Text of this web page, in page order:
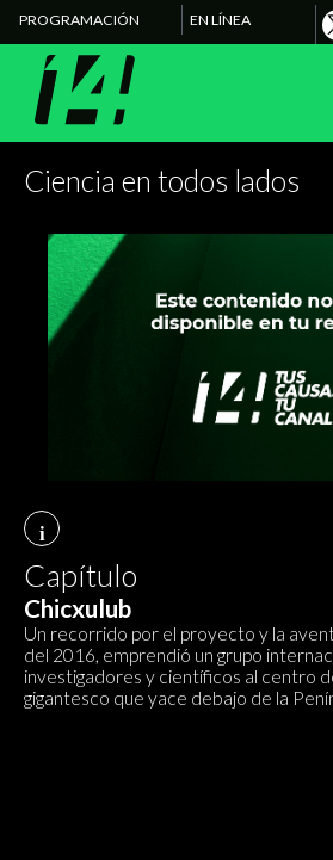
PROGRAMACIÓN EN LÍNEA
Ciencia en todos lados
i
Capítulo
Chicxulub
Un recorrido por el proyecto y la
del 2016, emprendió un grupo
investigadores y científicos al centro
gigantesco que yace debajo de la